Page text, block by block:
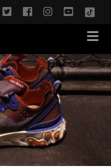
twitterfacebookinstagram